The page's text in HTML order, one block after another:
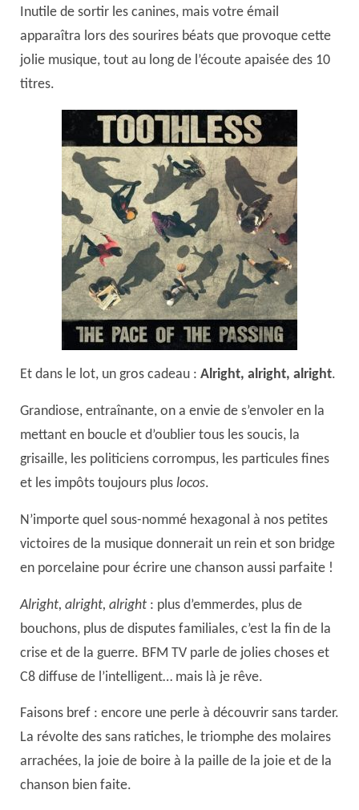
Inutile de sortir les canines, mais votre émail
apparaîtra lors des sourires béats que provoque cette
jolie musique, tout au long de l’écoute apaisée des 10
titres.
Et dans le lot, un gros cadeau : Alright, alright, alright.
Grandiose, entraînante, on a envie de s’envoler en la
mettant en boucle et d’oublier tous les soucis, la
grisaille, les politiciens corrompus, les particules fines
et les impôts toujours plus locos.
N’importe quel sous-nommé hexagonal à nos petites
victoires de la musique donnerait un rein et son bridge
en porcelaine pour écrire une chanson aussi parfaite !
Alright, alright, alright : plus d’emmerdes, plus de
bouchons, plus de disputes familiales, c’est la fin de la
crise et de la guerre. BFM TV parle de jolies choses et
C8 diffuse de l’intelligent… mais là je rêve.
Faisons bref : encore une perle à découvrir sans tarder.
La révolte des sans ratiches, le triomphe des molaires
arrachées, la joie de boire à la paille de la joie et de la
chanson bien faite.